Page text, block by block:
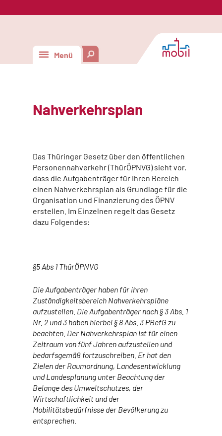
Menü
Nahverkehrsplan
Das Thüringer Gesetz über den öffentlichen
Personennahverkehr (ThürÖPNVG) sieht vor,
dass die Aufgabenträger für Ihren Bereich
einen Nahverkehrsplan als Grundlage für die
Organisation und Finanzierung des ÖPNV
erstellen. Im Einzelnen regelt das Gesetz
dazu Folgendes:
§5 Abs 1 ThürÖPNVG
Die Aufgabenträger haben für ihren
Zuständigkeitsbereich Nahverkehrspläne
aufzustellen. Die Aufgabenträger nach § 3 Abs. 1
Nr. 2 und 3 haben hierbei § 8 Abs. 3 PBefG zu
beachten. Der Nahverkehrsplan ist für einen
Zeitraum von fünf Jahren aufzustellen und
bedarfsgemäß fortzuschreiben. Er hat den
Zielen der Raumordnung, Landesentwicklung
und Landesplanung unter Beachtung der
Belange des Umweltschutzes, der
Wirtschaftlichkeit und der
Mobilitätsbedürfnisse der Bevölkerung zu
entsprechen.